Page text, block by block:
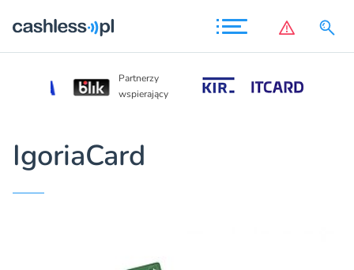
Partnerzy
wspierający
IgoriaCard